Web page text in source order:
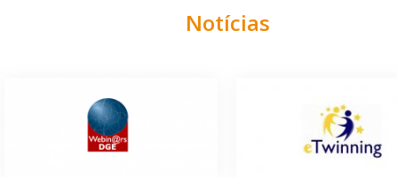
Notícias